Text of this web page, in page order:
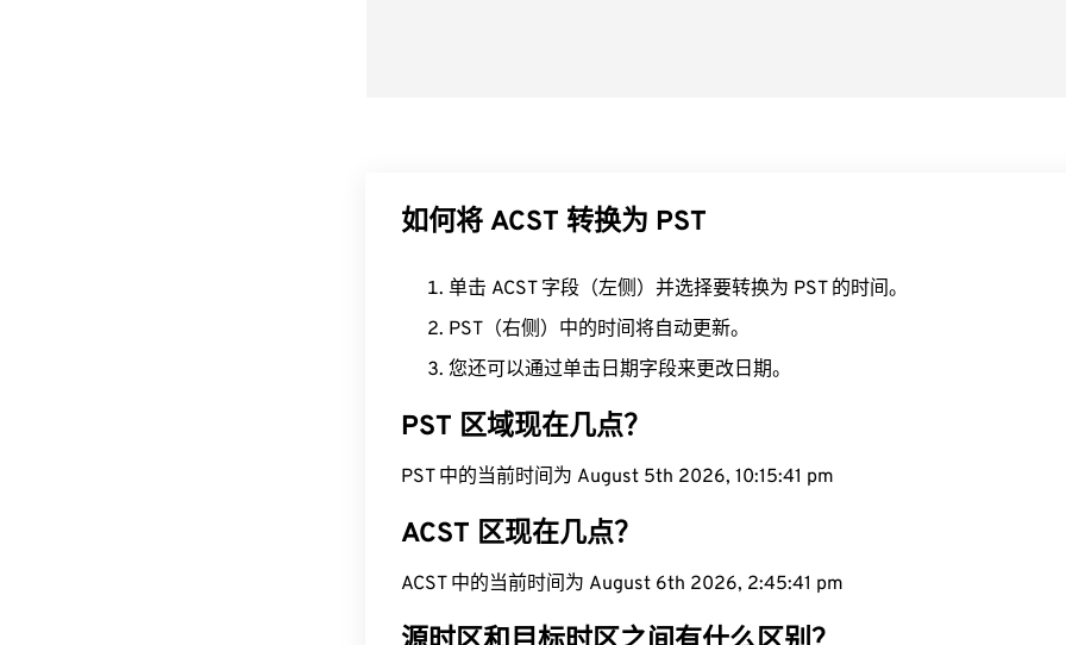
如何将 ACST 转换为 PST
单击 ACST 字段（左侧）并选择要转换为 PST 的时间。
PST（右侧）中的时间将自动更新。
您还可以通过单击日期字段来更改日期。
PST 区域现在几点？
PST 中的当前时间为 August 5th 2026, 10:15:42 pm
ACST 区现在几点？
ACST 中的当前时间为 August 6th 2026, 2:45:42 pm